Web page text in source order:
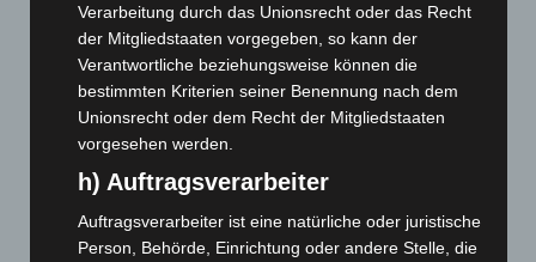
Langenhagen und Ortsteile
3.249
Leserbriefe
Menschen
Über uns
Veranstaltungen
Verarbeitung durch das Unionsrecht oder das Recht
der Mitgliedstaaten vorgegeben, so kann der
Verantwortliche beziehungsweise können die
bestimmten Kriterien seiner Benennung nach dem
Unionsrecht oder dem Recht der Mitgliedstaaten
vorgesehen werden.
h) Auftragsverarbeiter
Auftragsverarbeiter ist eine natürliche oder juristische
Person, Behörde, Einrichtung oder andere Stelle, die